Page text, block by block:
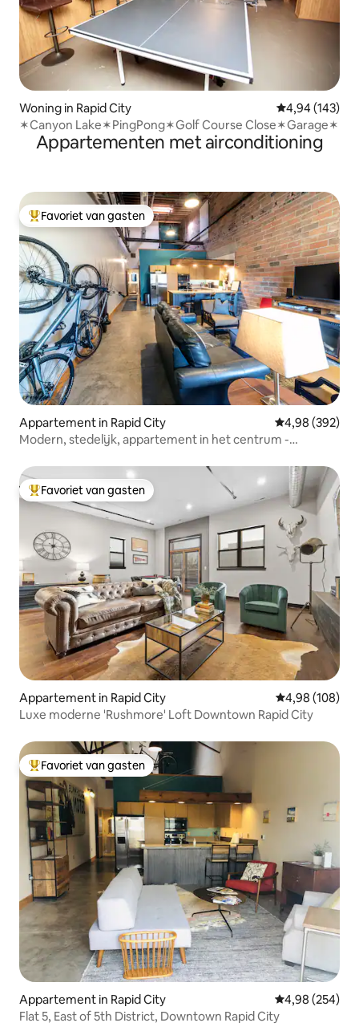
Woning in Rapid City Gemiddelde
4,94 (143)
✶Canyon Lake✶PingPong✶Golf Course Close✶Garage✶
Appartementen met airconditioning
Topfavoriet van gasten
Favoriet van gasten
Appartement in Rapid City Gemiddelde
4,98 (392)
Modern, stedelijk, appartement in het centrum -
Topfavoriet van gasten
Favoriet van gasten
Appartement in Rapid City Gemiddelde
4,98 (108)
Luxe moderne 'Rushmore' Loft Downtown Rapid City
Topfavoriet van gasten
Favoriet van gasten
Appartement in Rapid City Gemiddelde
4,98 (254)
Flat 5, East of 5th District, Downtown Rapid City